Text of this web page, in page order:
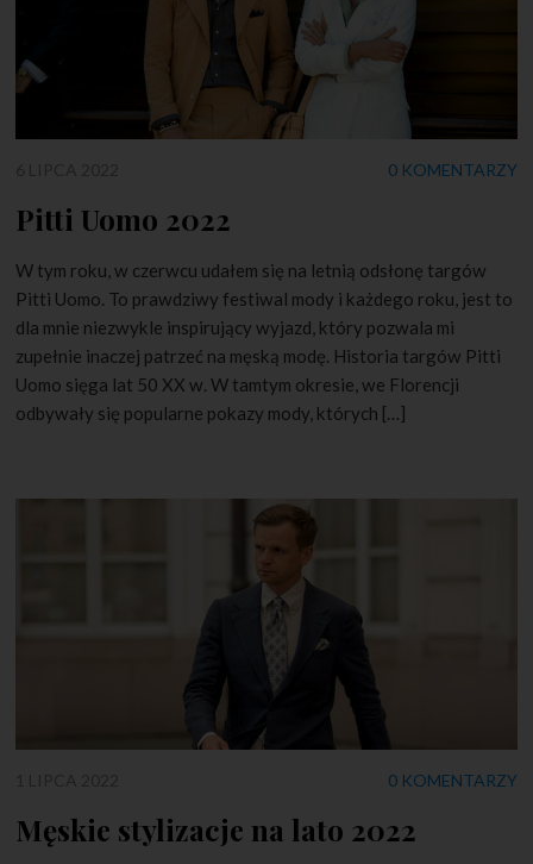
0 KOMENTARZY
Pitti Uomo 2022
W tym roku, w czerwcu udałem się na letnią odsłonę targów
Pitti Uomo. To prawdziwy festiwal mody i każdego roku, jest to
dla mnie niezwykle inspirujący wyjazd, który pozwala mi
zupełnie inaczej patrzeć na męską modę. Historia targów Pitti
Uomo sięga lat 50 XX w. W tamtym okresie, we Florencji
odbywały się popularne pokazy mody, których […]
0 KOMENTARZY
Męskie stylizacje na lato 2022